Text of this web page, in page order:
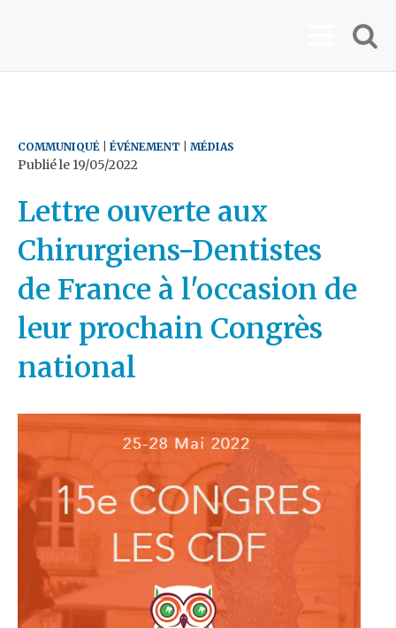
COMMUNIQUÉ ÉVÉNEMENT MÉDIAS
Publié le 19/05/2022
Lettre ouverte aux
Chirurgiens-Dentistes
de France à l'occasion de
leur prochain Congrès
national